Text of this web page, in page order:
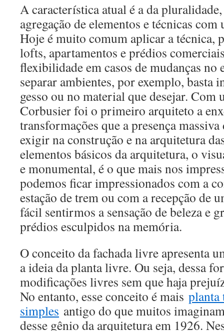
A característica atual é a da
agregação de elementos e técnicas
Hoje é muito comum aplicar a técnica,
lofts, apartamentos e prédios
flexibilidade em casos de mudanças no
separar ambientes, por exemplo, basta
gesso ou no material que desejar.
Corbusier foi o primeiro arquiteto a
transformações que a presença
exigir na construção e na arquitetura
elementos básicos da arquitetura, o
e monumental, é o que mais nos
podemos ficar impressionados com a
estação de trem ou com a recepção de
fácil sentirmos a sensação de beleza e
prédios esculpidos na memória.
O conceito da fachada livre apresenta
a ideia da planta livre. Ou seja, dessa
modificações livres sem que haja
No entanto, esse conceito é mais planta
simples antigo do que muitos
desse gênio da arquitetura em 1926.